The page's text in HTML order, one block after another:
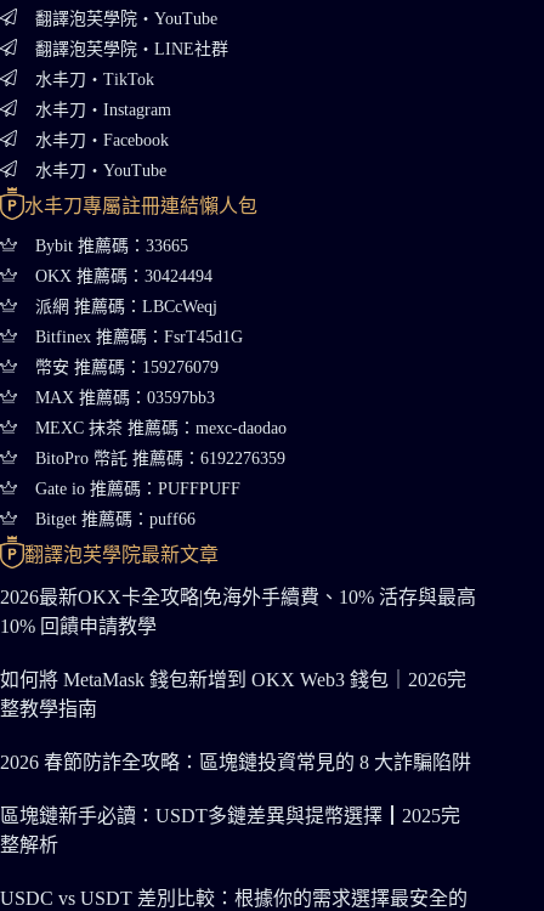
翻譯泡芙學院・YouTube
翻譯泡芙學院・LINE社群
水丰刀・TikTok
水丰刀・Instagram
水丰刀・Facebook
水丰刀・YouTube
水丰刀專屬註冊連結懶人包
Bybit 推薦碼：33665
OKX 推薦碼：30424494
派網 推薦碼：LBCcWeqj
Bitfinex 推薦碼：FsrT45d1G
幣安 推薦碼：159276079
MAX 推薦碼：03597bb3
MEXC 抹茶 推薦碼：mexc-daodao
BitoPro 幣託 推薦碼：6192276359
Gate io 推薦碼：PUFFPUFF
Bitget 推薦碼：puff66
翻譯泡芙學院最新文章
2026最新OKX卡全攻略|免海外手續費、10% 活存與最高
10% 回饋申請教學
如何將 MetaMask 錢包新增到 OKX Web3 錢包｜2026完
整教學指南
2026 春節防詐全攻略：區塊鏈投資常見的 8 大詐騙陷阱
區塊鏈新手必讀：USDT多鏈差異與提幣選擇┃2025完
整解析
USDC vs USDT 差別比較：根據你的需求選擇最安全的